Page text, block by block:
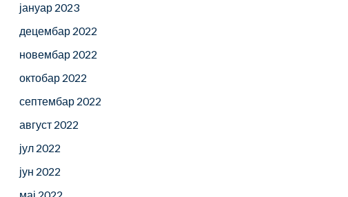
јануар 2023
децембар 2022
новембар 2022
октобар 2022
септембар 2022
август 2022
јул 2022
јун 2022